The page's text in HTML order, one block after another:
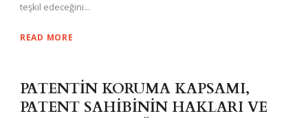
teşkil edeceğini...
READ MORE
PATENTİN KORUMA KAPSAMI,
PATENT SAHİBİNİN HAKLARI VE